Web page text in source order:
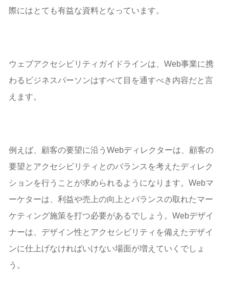
際にはとても有益な資料となっています。
ウェブアクセシビリティガイドラインは、Web事業に携
わるビジネスパーソンはすべて目を通すべき内容だと言
えます。
例えば、顧客の要望に沿うWebディレクターは、顧客の
要望とアクセシビリティとのバランスを考えたディレク
ションを行うことが求められるようになります。Webマ
ーケターは、利益や売上の向上とバランスの取れたマー
ケティング施策を打つ必要があるでしょう。Webデザイ
ナーは、デザイン性とアクセシビリティを備えたデザイ
ンに仕上げなければいけない場面が増えていくでしょ
う。